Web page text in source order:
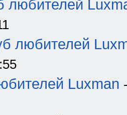
любителей
любителей
Luxman